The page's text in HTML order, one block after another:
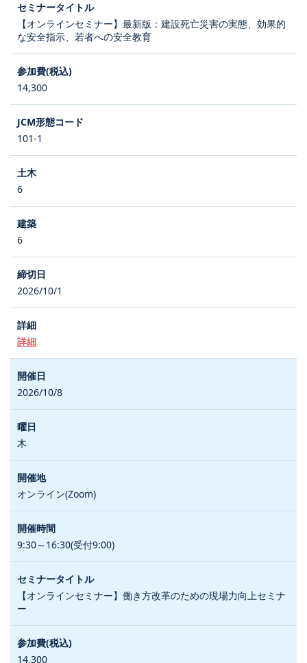
【オンラインセミナー】最新版：建設死亡災害の実態、効果的
な安全指示、若者への安全教育
14,300
101-1
6
6
2026/10/1
詳細
2026/10/8
木
オンライン(Zoom)
9:30～16:30(受付9:00)
【オンラインセミナー】働き方改革のための現場力向上セミナ
ー
14,300